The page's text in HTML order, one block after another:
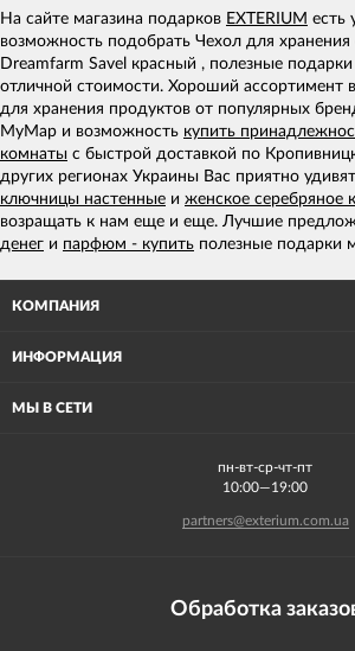
На сайте магазина подарков EXTERIUM есть
возможность подобрать Чехол для
Dreamfarm Savel красный , полезные
отличной стоимости. Хороший ассортимент
для хранения продуктов от популярных
MyMap и возможность купить
комнаты с быстрой доставкой по
других регионах Украины Вас приятно
ключницы настенные и женское серебряное
возращать к нам еще и еще. Лучшие
денег и парфюм - купить полезные подарки
КОМПАНИЯ
ИНФОРМАЦИЯ
МЫ В СЕТИ
пн-вт-ср-чт-пт
10:00—19:00
partners@exterium.com.ua
Обработка